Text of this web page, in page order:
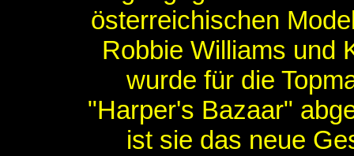
österreichischen
Robbie Williams und
wurde für die
"Harper's Bazaar"
ist sie das neue